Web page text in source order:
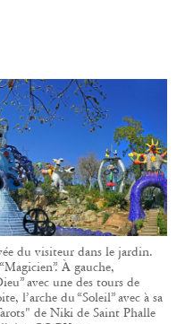
du visiteur dans le jardin.
À gauche,
avec une des tours de
l’arche du “Soleil” avec à sa
de Niki de Saint Phalle